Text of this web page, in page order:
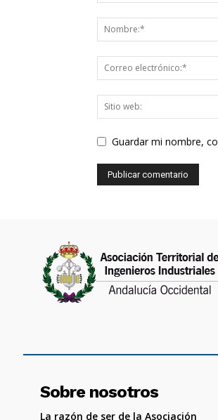
Guardar mi nombre,
Sobre nosotros
La razón de ser de la Asociación